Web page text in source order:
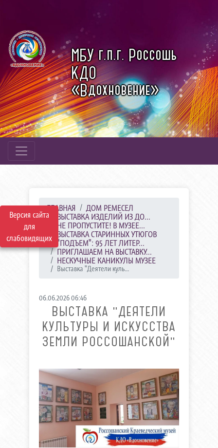
Версия сайта
для
слабовидящих
МБУ г.п.г. Россошь
КДО
«Вдохновение»
ГЛАВНАЯ
ДОМ РЕМЕСЕЛ
ВЫСТАВКА ИЗДЕЛИЙ ИЗ ДО...
НЕ ПРОПУСТИТЕ! В МУЗЕЕ...
ВЫСТАВКА СТАРИННЫХ УТЮГОВ
"ПОДЪЕМ": 95 ЛЕТ ЛИТЕР...
ПРИГЛАШАЕМ НА ВЫСТАВКУ...
НЕСКУЧНЫЕ КАНИКУЛЫ МУЗЕЕ
Выставка "Деятели куль...
06.06.2026 06:46
ВЫСТАВКА "ДЕЯТЕЛИ
КУЛЬТУРЫ И ИСКУССТВА
ЗЕМЛИ РОССОШАНСКОЙ"